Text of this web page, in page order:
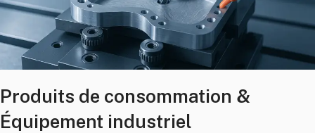
Produits de consommation &
Équipement industriel